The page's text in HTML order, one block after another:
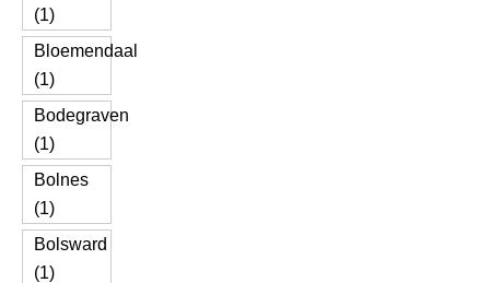
(1)
Bloemendaal
(1)
Bodegraven
(1)
Bolnes
(1)
Bolsward
(1)